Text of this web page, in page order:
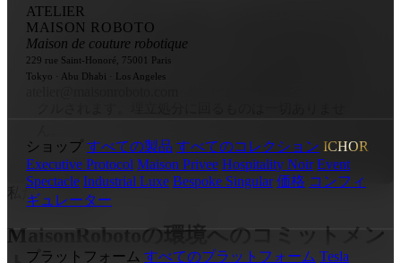
ライフエンドを迎えた衣服は、当社の回収プログラム
へと移行します。素材は分別・分類され、新たなテキ
スタイルへとリサイクルされるか、生分解性コンポー
私たちの誓約
MaisonRobotoの環境へのコミットメン
ATELIER
MAISON ROBOTO
Maison de couture robotique
229 rue Saint-Honoré, 75001 Paris
Tokyo · Abu Dhabi · Los Angeles
ショップ すべての製品 すべてのコレクション ICHOR
Executive Protocol Maison Privee Hospitality Noir Event
Spectacle Industrial Luxe Bespoke Singular 価格 コンフィ
ギュレーター
プラットフォーム すべてのプラットフォーム Tesla